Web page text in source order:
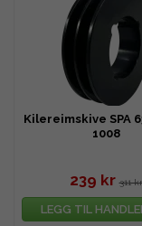
Kilereimskive SPA
1008
239 kr 311 kr
LEGG TIL